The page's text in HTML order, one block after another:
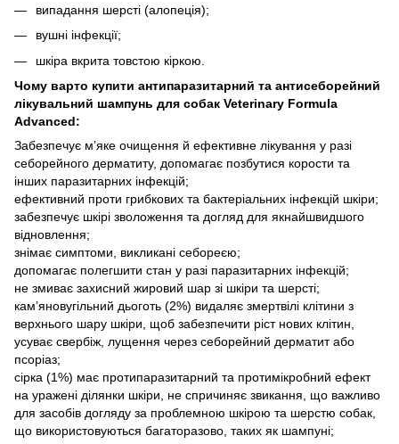
випадання шерсті (алопеція);
вушні інфекції;
шкіра вкрита товстою кіркою.
Чому варто купити антипаразитарний та антисеборейний
лікувальний шампунь для собак Veterinary Formula
Advanced:
Забезпечує м’яке очищення й ефективне лікування у разі
себорейного дерматиту, допомагає позбутися корости та
інших паразитарних інфекцій;
ефективний проти грибкових та бактеріальних інфекцій шкіри;
забезпечує шкірі зволоження та догляд для якнайшвидшого
відновлення;
знімає симптоми, викликані себореєю;
допомагає полегшити стан у разі паразитарних інфекцій;
не змиває захисний жировий шар зі шкіри та шерсті;
кам’яновугільний дьоготь (2%) видаляє змертвілі клітини з
верхнього шару шкіри, щоб забезпечити ріст нових клітин,
усуває свербіж, лущення через себорейний дерматит або
псоріаз;
сірка (1%) має протипаразитарний та протимікробний ефект
на уражені ділянки шкіри, не спричиняє звикання, що важливо
для засобів догляду за проблемною шкірою та шерстю собак,
що використовуються багаторазово, таких як шампуні;